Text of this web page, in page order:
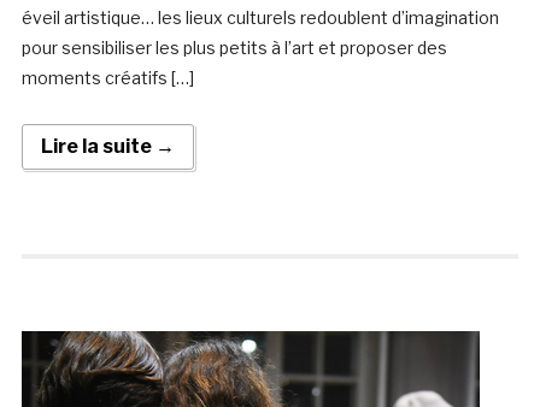
éveil artistique… les lieux culturels redoublent d’imagination
pour sensibiliser les plus petits à l’art et proposer des
moments créatifs […]
Lire la suite →